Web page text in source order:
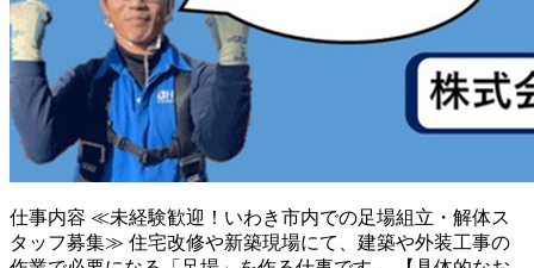
仕事内容 ≪未経験歓迎！いわき市内での足場組立・解体ス
タッフ募集≫ 住宅改修や新築現場にて、建築や外装工事の